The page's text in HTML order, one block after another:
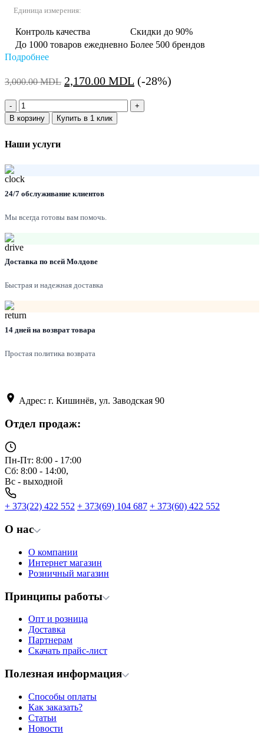
Единица измерения:
Контроль качества
Скидки до 90%
До 1000 товаров ежедневно Более 500 брендов
Подробнее
3,000.00MDL Первоначальная
3,000.00 MDL.
2,170.00 MDL Текущая
2,170.00 MDL.
(-28%)
Количество:
В корзину Купить в 1 клик
Наши услуги
24/7 обслуживание клиентов
Мы всегда готовы вам помочь.
Доставка по всей Молдове
Быстрая и надежная доставка
14 дней на возврат товара
Простая политика возврата
Адрес: г. Кишинёв, ул. Заводская 90
Отдел продаж:
Пн-Пт: 8:00 - 17:00
Сб: 8:00 - 14:00,
Вс - выходной
+ 373(22) 422 552 + 373(69) 104 687 + 373(60) 422 552
О нас
О компании
Интернет магазин
Розничный магазин
Принципы работы
Опт и розница
Доставка
Партнерам
Скачать прайс-лист
Полезная информация
Способы оплаты
Как заказать?
Статьи
Новости